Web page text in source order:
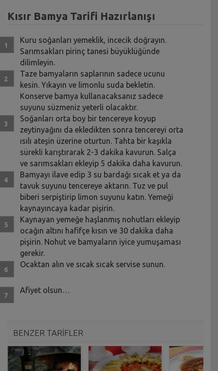
Kısır Bamya Tarifi Hazırlanışı
Kuru soğanları yemeklik, incecik doğrayın.
Sarımsakları pirinç tanesi büyüklüğünde
dilimleyin.
Taze bamyaların saplarının sadece ucunu
kesin. Yıkayın ve limonlu suda bekletin.
Konserve bamya kullanacaksanız sadece
suyunu süzmeniz yeterli olacaktır.
Soğanları orta boy bir tencereye koyup
zeytinyağını da ekledikten sonra tencereyi orta
ısılı ateşin üzerine oturtun. Tahta bir kaşıkla
sürekli karıştırarak 2-3 dakika kavurun. Salça
ve sarımsakları ekleyip 5 dakika daha kavurun.
Bamyayı ilave edip 3 su bardağı sıcak et ya da
tavuk suyunu tencereye aktarın. Tuz ve pul
biberi serpiştirip limon suyunu katın. Yemeği
kaynayıncaya kadar pişirin.
Kaynayan yemeğe haşlanmış nohutları ekleyip
ocağın altını hafifçe kısın ve 30 dakika daha
pişirin. Nohut ve bamyaların iyice yumuşaması
gerekir.
Ocaktan alın ve sıcak sıcak servise sunun.
Afiyet olsun…
BENZER TARİFLER